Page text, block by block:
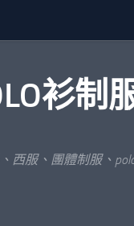
衫制
西服、團體制服、